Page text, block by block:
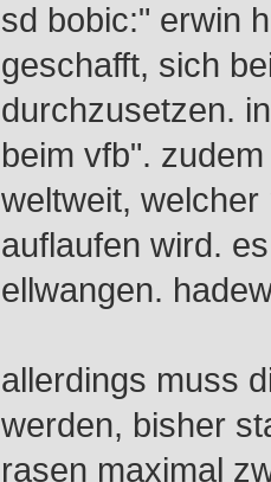
sd bobic:" erwin
geschafft, sich
durchzusetzen.
beim vfb".
weltweit,
auflaufen wird.
ellwangen.
allerdings muss
werden, bisher
rasen maximal